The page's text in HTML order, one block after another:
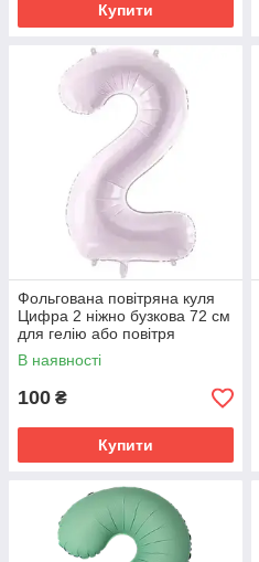
Купити
Фольгована повітряна куля
Цифра 2 ніжно бузкова 72 см
для гелію або повітря
В наявності
100 ₴
Купити